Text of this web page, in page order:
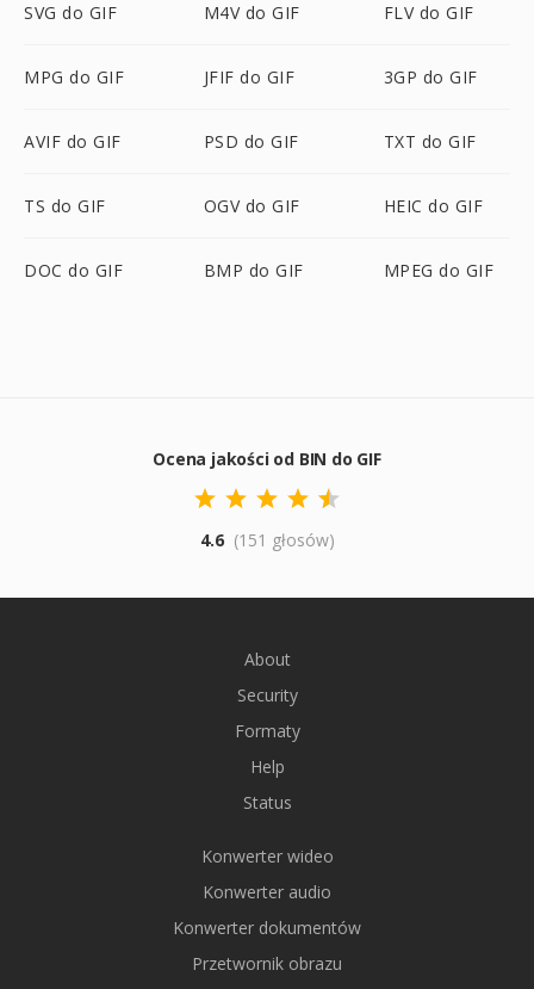
SVG do GIF M4V do GIF FLV do GIF
MPG do GIF JFIF do GIF 3GP do GIF
AVIF do GIF PSD do GIF TXT do GIF
TS do GIF OGV do GIF HEIC do GIF
DOC do GIF BMP do GIF MPEG do GIF
Ocena jakości od BIN do GIF
4.6 (151 głosów)
About
Security
Formaty
Help
Status
Konwerter wideo
Konwerter audio
Konwerter dokumentów
Przetwornik obrazu